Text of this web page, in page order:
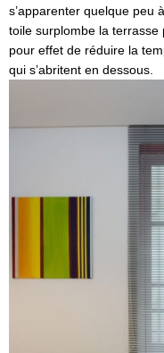
s’apparenter quelque peu
toile surplombe la terrasse
pour effet de réduire la
qui s’abritent en dessous.